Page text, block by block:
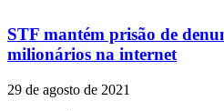
STF mantém prisão de
milionários na internet
29 de agosto de 2021